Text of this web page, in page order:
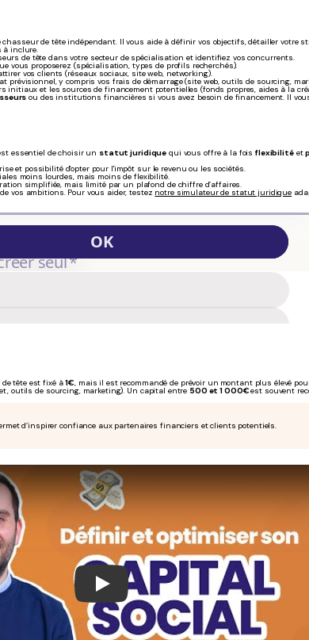
de tête indépendant. Il vous aide à définir vos objectifs, détailler votre
à inclure.
de tête dans votre secteur de spécialisation et identifiez vos concurrents.
vous proposerez (spécialisation, types de profils recherchés).
vos clients (réseaux sociaux, site web, networking).
prévisionnel, y compris vos frais de démarrage (site web, outils de sourcing,
initiaux et les sources de financement potentielles (fonds propres, aides à la
ou des institutions financières si vous avez besoin de financement. Il
essentiel de choisir un statut juridique qui vous offre à la foisflexibilitéet
et possibilité d'opter pour l'impôt sur le revenu ou les sociétés.
moins lourdes, mais moins de flexibilité.
simplifiée, mais limité par un plafond de chiffre d’affaires.
vos ambitions. Pour vous aider, testez notre simulateur de statut juridique
de tête est fixé à1€, mais il est recommandé de prévoir un montant plus élevé
outils de sourcing, marketing). Un capital entre 500 et 1 000€est souvent
d’inspirer confiance aux partenaires financiers et clients potentiels.
Play